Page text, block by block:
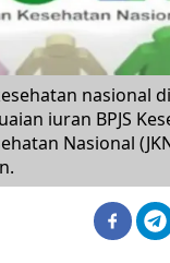
nasional
iuran BPJS
Nasional